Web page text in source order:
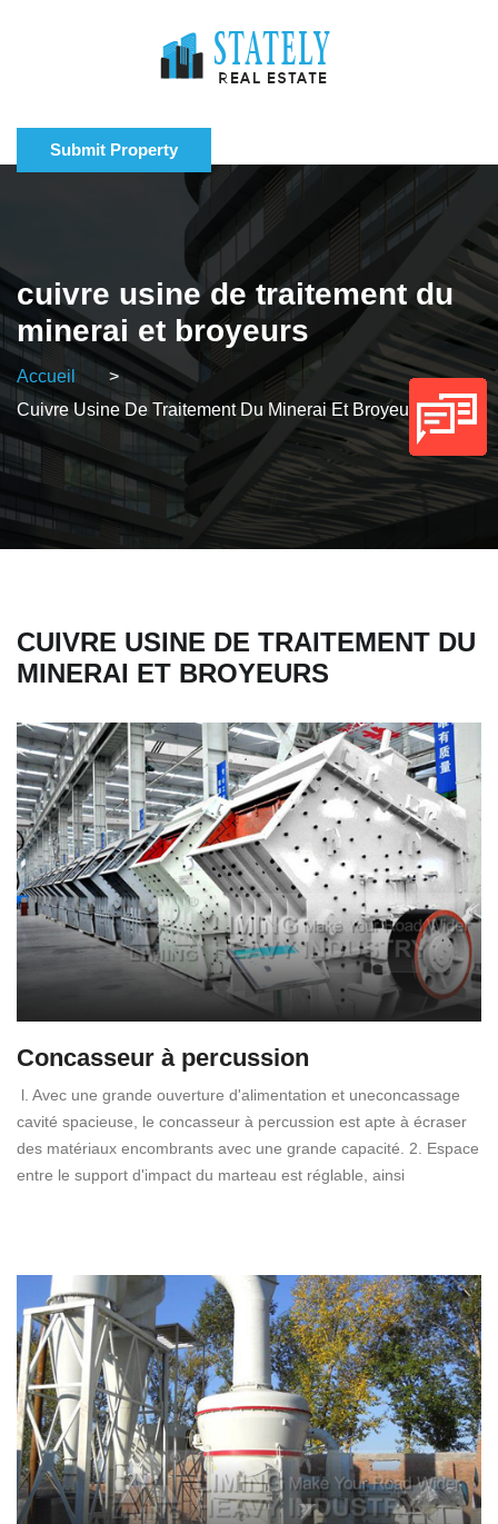
Submit Property
cuivre usine de traitement du
minerai et broyeurs
Accueil
>
Cuivre Usine De Traitement Du Minerai Et Broyeurs
CUIVRE USINE DE TRAITEMENT DU
MINERAI ET BROYEURS
Concasseur à percussion
l. Avec une grande ouverture d'alimentation et uneconcassage
cavité spacieuse, le concasseur à percussion est apte à écraser
des matériaux encombrants avec une grande capacité. 2. Espace
entre le support d'impact du marteau est réglable, ainsi